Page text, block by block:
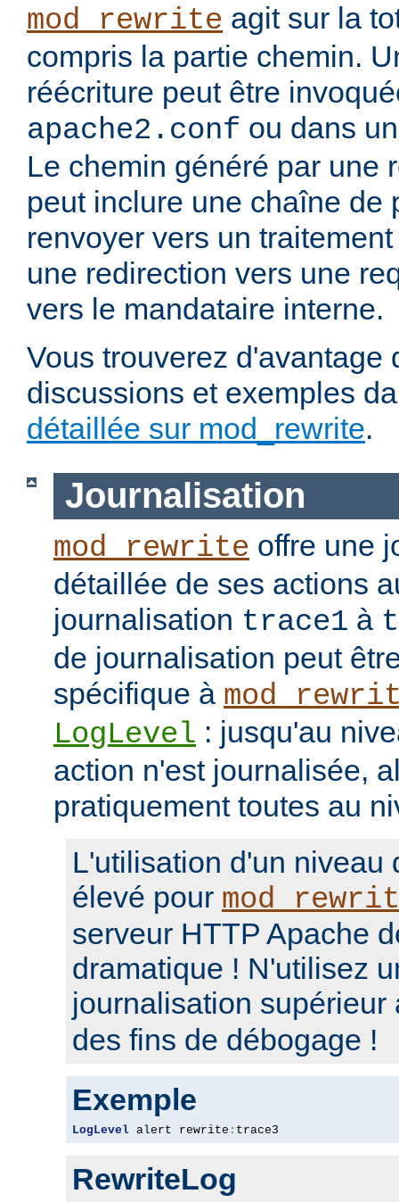
mod_rewrite agit sur la
compris la partie chemin.
réécriture peut être
apache2.conf ou dans
Le chemin généré par une
peut inclure une chaîne de
renvoyer vers un
une redirection vers une
vers le mandataire interne.
Vous trouverez d'avantage
discussions et exemples
détaillée sur mod_rewrite.
Journalisation
mod_rewrite offre une
détaillée de ses actions
journalisation trace1 à
de journalisation peut
spécifique à
LogLevel : jusqu'au
action n'est journalisée,
pratiquement toutes au
L'utilisation d'un niveau
élevé pour
serveur HTTP Apache
dramatique ! N'utilisez
journalisation
des fins de débogage !
Exemple
LogLevel alert rewrite : trace3
RewriteLog